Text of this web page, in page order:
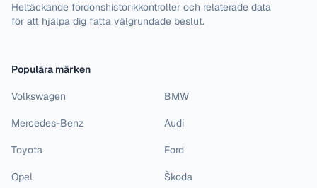
Heltäckande fordonshistorikkontroller och relaterade data
för att hjälpa dig fatta välgrundade beslut.
Populära märken
Volkswagen BMW
Mercedes-Benz Audi
Toyota Ford
Opel Škoda